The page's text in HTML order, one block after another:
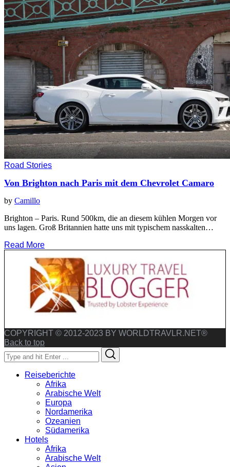
Road Stories
Von Brighton nach Paris mit dem Chevrolet Camaro
by Camillo
Brighton – Paris. Rund 500km, die an diesem kühlen Morgen vor
uns lagen. Groß Britannien hatte uns mit typischem nasskalten…
Read More
COPYRIGHT © 2012-2023 BY WORLDTRAVLR.NET®
Back to top
Search
for:
Reiseberichte
Afrika
Arabische Welt
Europa
Nordamerika
Ozeanien
Südamerika
Hotels
Afrika
Arabische Welt